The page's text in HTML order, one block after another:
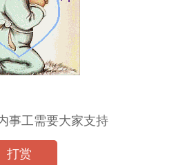
事工需要大家支持
打赏